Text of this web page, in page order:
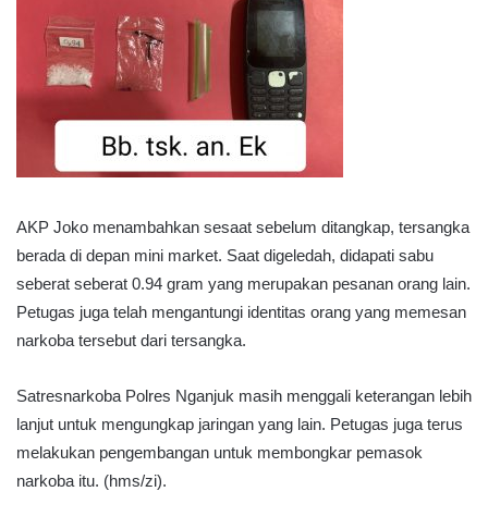
AKP Joko menambahkan sesaat sebelum ditangkap, tersangka
berada di depan mini market. Saat digeledah, didapati sabu
seberat seberat 0.94 gram yang merupakan pesanan orang lain.
Petugas juga telah mengantungi identitas orang yang memesan
narkoba tersebut dari tersangka.
Satresnarkoba Polres Nganjuk masih menggali keterangan lebih
lanjut untuk mengungkap jaringan yang lain. Petugas juga terus
melakukan pengembangan untuk membongkar pemasok
narkoba itu. (hms/zi).